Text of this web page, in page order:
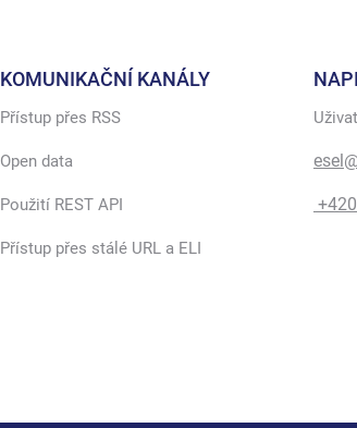
KOMUNIKAČNÍ KANÁLY
Přístup přes RSS
Open data
Použití REST API
Přístup přes stálé URL a ELI